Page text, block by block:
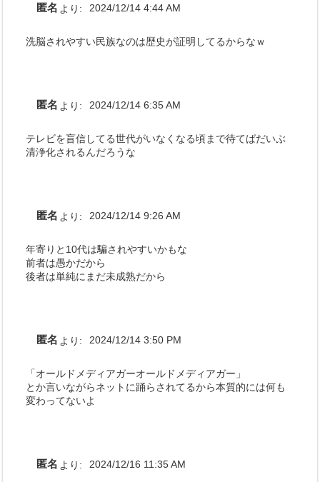
匿名 より: 2024/12/14 4:44 AM
洗脳されやすい民族なのは歴史が証明してるからなｗ
匿名 より: 2024/12/14 6:35 AM
テレビを盲信してる世代がいなくなる頃まで待てばだいぶ
清浄化されるんだろうな
匿名 より: 2024/12/14 9:26 AM
年寄りと10代は騙されやすいかもな
前者は愚かだから
後者は単純にまだ未成熟だから
匿名 より: 2024/12/14 3:50 PM
「オールドメディアガーオールドメディアガー」
とか言いながらネットに踊らされてるから本質的には何も
変わってないよ
匿名 より: 2024/12/16 11:35 AM